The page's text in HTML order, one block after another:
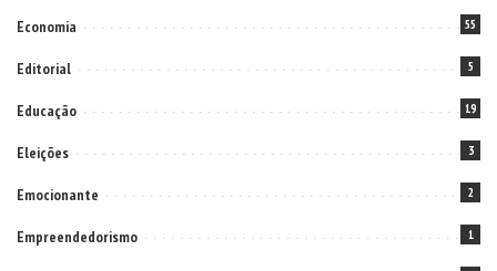
Economia 55
Editorial 5
Educação 19
Eleições 3
Emocionante 2
Empreendedorismo 1